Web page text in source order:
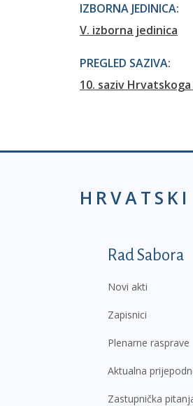
IZBORNA JEDINICA:
V. izborna jedinica
PREGLED SAZIVA:
10. saziv Hrvatskoga
Rad Sabora
Novi akti
Zapisnici
Plenarne rasprave
Aktualna
Zastupnička